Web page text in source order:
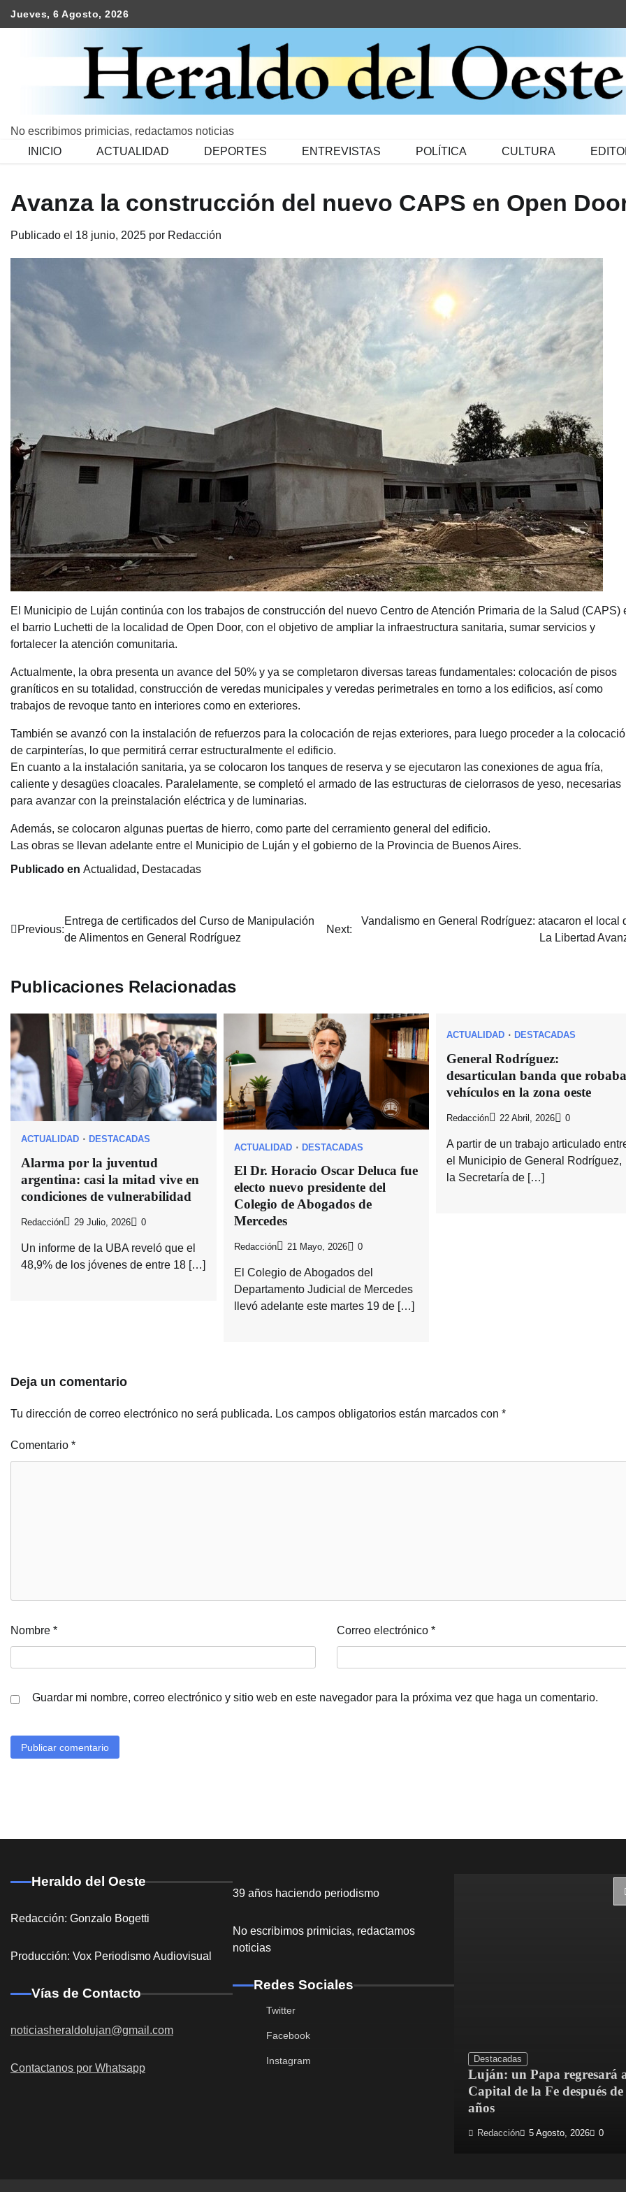
Jueves, 6 Agosto, 2026
No escribimos primicias, redactamos noticias
INICIO
ACTUALIDAD DEPORTES ENTREVISTAS POLÍTICA CULTURA
Avanza la construcción del nuevo CAPS en Open
Publicado el 18 junio, 2025 por Redacción
El Municipio de Luján continúa con los trabajos de construcción del nuevo Centro de Atención Primaria de la Salud (CAPS)
el barrio Luchetti de la localidad de Open Door, con el objetivo de ampliar la infraestructura sanitaria, sumar servicios y
fortalecer la atención comunitaria.
Actualmente, la obra presenta un avance del 50% y ya se completaron diversas tareas fundamentales: colocación de pisos
graníticos en su totalidad, construcción de veredas municipales y veredas perimetrales en torno a los edificios, así como
trabajos de revoque tanto en interiores como en exteriores.
También se avanzó con la instalación de refuerzos para la colocación de rejas exteriores, para luego proceder a la
de carpinterías, lo que permitirá cerrar estructuralmente el edificio.
En cuanto a la instalación sanitaria, ya se colocaron los tanques de reserva y se ejecutaron las conexiones de agua fría,
caliente y desagües cloacales. Paralelamente, se completó el armado de las estructuras de cielorrasos de yeso, necesarias
para avanzar con la preinstalación eléctrica y de luminarias.
Además, se colocaron algunas puertas de hierro, como parte del cerramiento general del edificio.
Las obras se llevan adelante entre el Municipio de Luján y el gobierno de la Provincia de Buenos Aires.
Publicado en Actualidad, Destacadas
Navegación
Previous:
Entrega de certificados del Curso de Manipulación
de Alimentos en General Rodríguez
Next:
Vandalismo en General Rodríguez: atacaron el local
La Libertad
Publicaciones Relacionadas
ACTUALIDAD DESTACADAS
Alarma por la juventud
argentina: casi la mitad vive en
condiciones de vulnerabilidad
Redacción 29 Julio, 2026 0
Un informe de la UBA reveló que el
48,9% de los jóvenes de entre 18 […]
ACTUALIDAD DESTACADAS
El Dr. Horacio Oscar Deluca fue
electo nuevo presidente del
Colegio de Abogados de
Mercedes
Redacción 21 Mayo, 2026 0
El Colegio de Abogados del
Departamento Judicial de Mercedes
llevó adelante este martes 19 de […]
ACTUALIDAD DESTACADAS
General Rodríguez:
desarticulan banda que
vehículos en la zona oeste
Redacción 22 Abril, 2026 0
A partir de un trabajo articulado
el Municipio de General Rodríguez,
la Secretaría de […]
Deja un comentario
Tu dirección de correo electrónico no será publicada. Los campos obligatorios están marcados con *
Comentario *
Nombre * Correo electrónico *
Guardar mi nombre, correo electrónico y sitio web en este navegador para la próxima vez que haga un comentario.
Heraldo del Oeste
Redacción: Gonzalo Bogetti
Producción: Vox Periodismo Audiovisual
Vías de Contacto
noticiasheraldolujan@gmail.com
Contactanos por Whatsapp
39 años haciendo periodismo
No escribimos primicias, redactamos
noticias
Redes Sociales
Twitter
Facebook
Instagram Destacadas
Luján: un Papa regresará
Capital de la Fe después
años
Redacción 5 Agosto, 2026 0